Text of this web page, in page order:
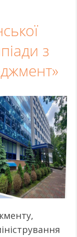
з